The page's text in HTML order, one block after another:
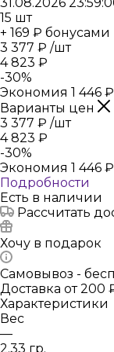
15 шт
+ 169 ₽ бонусами
3 377 ₽ /шт
4 823 ₽
-30%
Экономия 1 446 ₽
Варианты цен
3 377 ₽ /шт
4 823 ₽
-30%
Экономия 1 446 ₽
Подробности
Есть в наличии
Рассчитать
Хочу в подарок
Самовывоз -
Доставка от 200
Характеристики
Вес
—
2.33 гр.